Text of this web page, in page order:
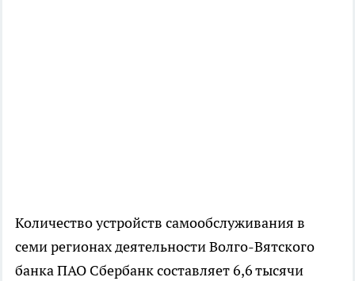
Количество устройств самообслуживания в
семи регионах деятельности Волго-Вятского
банка ПАО Сбербанк составляет 6,6 тысячи